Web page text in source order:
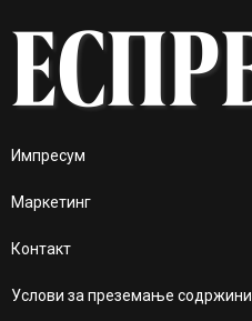
Импресум
Маркетинг
Контакт
Услови за преземање содржини